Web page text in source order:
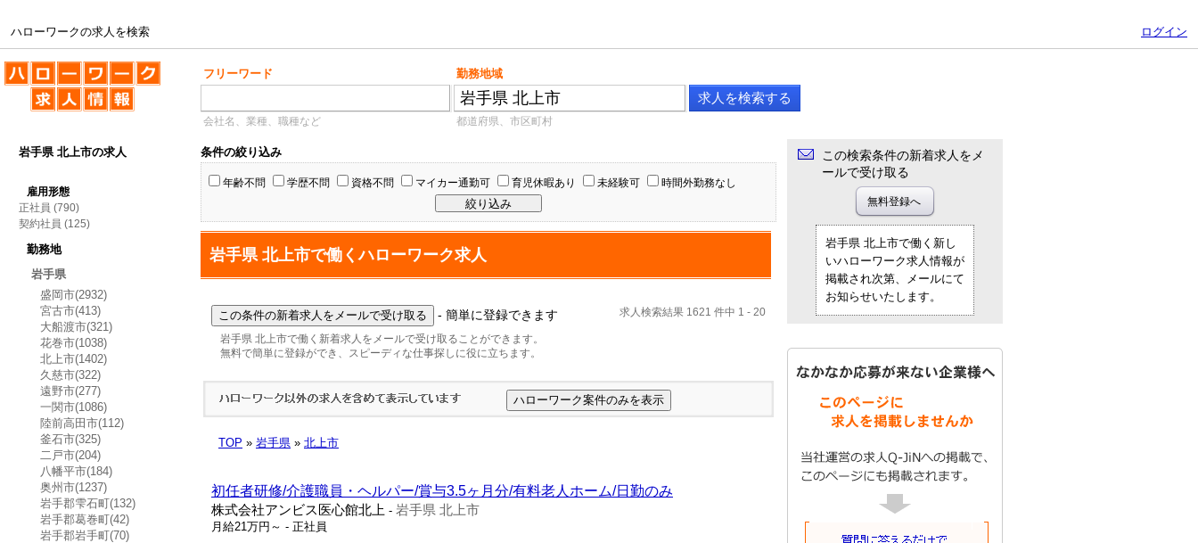
ハローワークの求人を検索 ログイン
ハローワークの求人を検索 フリーワード 勤務地域
会社名、業種、職種など 都道府県、市区町村
岩手県 北上市の求人
雇用形態
正社員 (790)
契約社員 (125)
勤務地
岩手県
盛岡市(2932)
宮古市(413)
大船渡市(321)
花巻市(1038)
北上市(1402)
久慈市(322)
遠野市(277)
一関市(1086)
陸前高田市(112)
釜石市(325)
二戸市(204)
八幡平市(184)
奥州市(1237)
岩手郡雫石町(132)
岩手郡葛巻町(42)
岩手郡岩手町(70)
条件の絞り込み
年齢不問 学歴不問 資格不問 マイカー通勤可 育児休暇あり 未経験可 時間外勤務なし
岩手県 北上市で働くハローワーク求人
求人検索結果 1621 件中 1 - 20
- 簡単に登録できます
岩手県 北上市で働く新着求人をメールで受け取ることができます。
無料で簡単に登録ができ、スピーディな仕事探しに役に立ちます。
TOP » 岩手県 » 北上市
初任者研修/介護職員・ヘルパー/賞与3.5ヶ月分/有料老人ホーム/日勤のみ
株式会社アンビス医心館北上 - 岩手県 北上市
月給21万円～ - 正社員
この検索条件の新着求人をメ
ールで受け取る
岩手県 北上市で働く新し
いハローワーク求人情報が
掲載され次第、メールにて
お知らせいたします。